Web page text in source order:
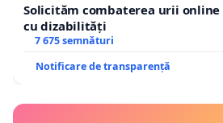
Solicităm combaterea urii online
cu dizabilități
7 675 semnături
Notificare de transparență